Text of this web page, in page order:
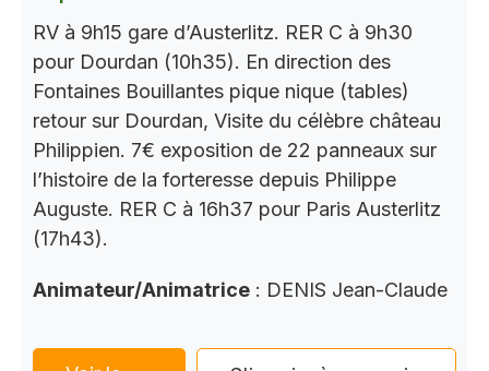
RV à 9h15 gare d’Austerlitz. RER C à 9h30
pour Dourdan (10h35). En direction des
Fontaines Bouillantes pique nique (tables)
retour sur Dourdan, Visite du célèbre château
Philippien. 7€ exposition de 22 panneaux sur
l’histoire de la forteresse depuis Philippe
Auguste. RER C à 16h37 pour Paris Austerlitz
(17h43).
Animateur/Animatrice : DENIS Jean-Claude